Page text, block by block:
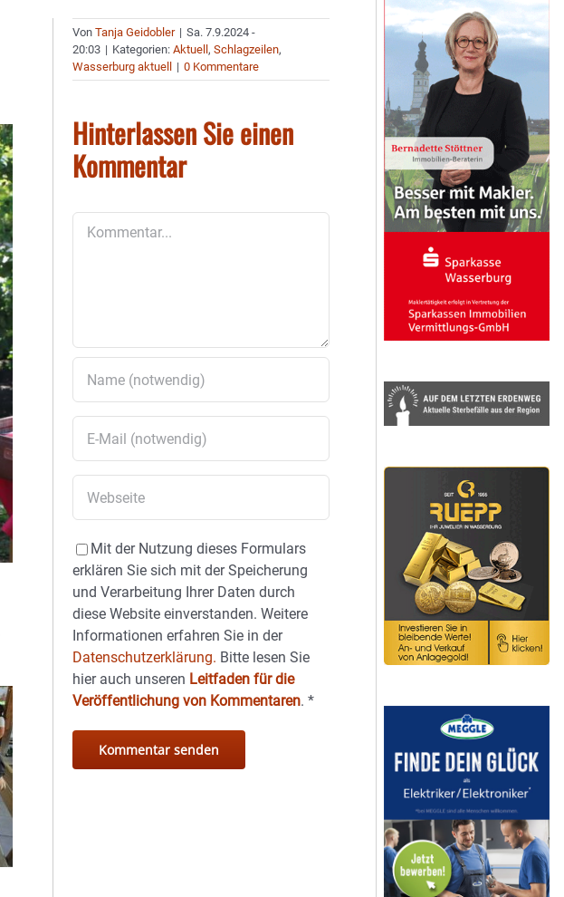
VonTanja Geidobler | Sa. 7.9.2024 -
20:03 | Kategorien:Aktuell,Schlagzeilen,
Wasserburg aktuell
| 0 Kommentare
Hinterlassen Sie einen
Kommentar
Mit der Nutzung dieses Formulars
erklären Sie sich mit der Speicherung
und Verarbeitung Ihrer Daten durch
diese Website einverstanden. Weitere
Informationen erfahren Sie in der
Datenschutzerklärung. Bitte lesen Sie
hier auch unseren Leitfaden für die
Veröffentlichung von Kommentaren.*